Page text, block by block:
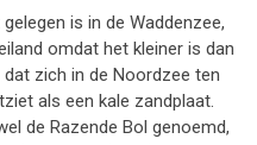
is in de Waddenzee,
omdat het kleiner is dan
zich in de Noordzee ten
als een kale zandplaat.
de Razende Bol genoemd,